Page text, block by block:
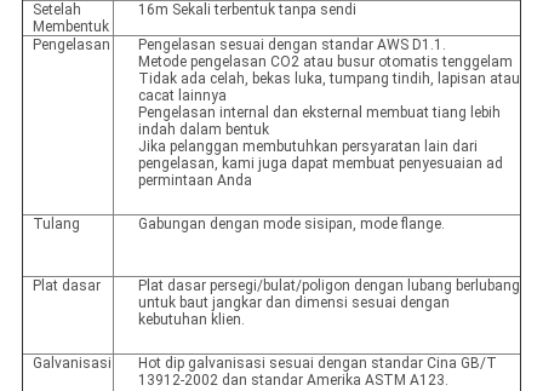
Setelah
Membentuk
16m Sekali terbentuk tanpa sendi
Pengelasan
Pengelasan sesuai dengan standar AWS D1.1.
Metode pengelasan CO2 atau busur otomatis tenggelam
Tidak ada celah, bekas luka, tumpang tindih, lapisan atau
cacat lainnya
Pengelasan internal dan eksternal membuat tiang lebih
indah dalam bentuk
Jika pelanggan membutuhkan persyaratan lain dari
pengelasan, kami juga dapat membuat penyesuaian ad
permintaan Anda
Tulang Gabungan dengan mode sisipan, mode flange.
Plat dasar
Plat dasar persegi/bulat/poligon dengan lubang berlubang
untuk baut jangkar dan dimensi sesuai dengan
kebutuhan klien.
Galvanisasi
Hot dip galvanisasi sesuai dengan standar Cina GB/T
13912-2002 dan standar Amerika ASTM A123.